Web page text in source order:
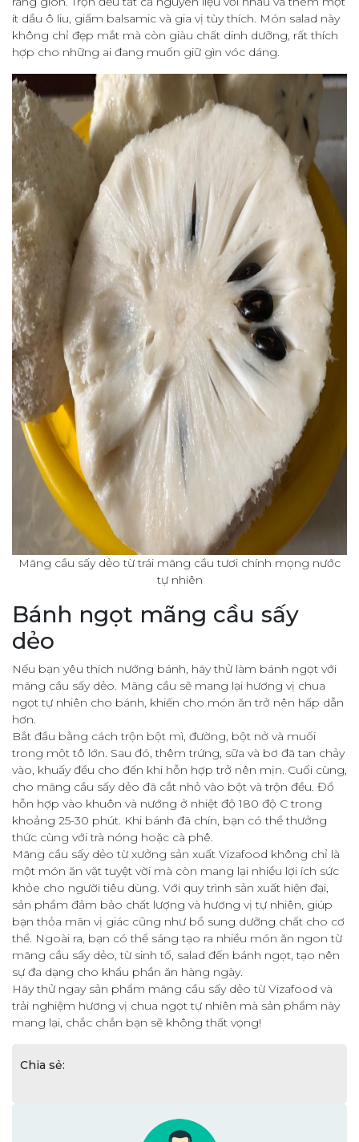
ít dầu ô liu, giấm balsamic và gia vị tùy thích. Món salad này
không chỉ đẹp mắt mà còn giàu chất dinh dưỡng, rất thích
hợp cho những ai đang muốn giữ gìn vóc dáng.
Mãng cầu sấy dẻo từ trái mãng cầu tươi chính mọng nước
tự nhiên
Bánh ngọt mãng cầu sấy
dẻo
Nếu bạn yêu thích nướng bánh, hãy thử làm bánh ngọt với
mãng cầu sấy dẻo. Mãng cầu sẽ mang lại hương vị chua
ngọt tự nhiên cho bánh, khiến cho món ăn trở nên hấp dẫn
hơn.
Bắt đầu bằng cách trộn bột mì, đường, bột nở và muối
trong một tô lớn. Sau đó, thêm trứng, sữa và bơ đã tan chảy
vào, khuấy đều cho đến khi hỗn hợp trở nên mịn. Cuối cùng,
cho mãng cầu sấy dẻo đã cắt nhỏ vào bột và trộn đều. Đổ
hỗn hợp vào khuôn và nướng ở nhiệt độ 180 độ C trong
khoảng 25-30 phút. Khi bánh đã chín, bạn có thể thưởng
thức cùng với trà nóng hoặc cà phê.
Mãng cầu sấy dẻo từ xưởng sản xuất Vizafood không chỉ là
một món ăn vặt tuyệt vời mà còn mang lại nhiều lợi ích sức
khỏe cho người tiêu dùng. Với quy trình sản xuất hiện đại,
sản phẩm đảm bảo chất lượng và hương vị tự nhiên, giúp
bạn thỏa mãn vị giác cũng như bổ sung dưỡng chất cho cơ
thể. Ngoài ra, bạn có thể sáng tạo ra nhiều món ăn ngon từ
mãng cầu sấy dẻo, từ sinh tố, salad đến bánh ngọt, tạo nên
sự đa dạng cho khẩu phần ăn hàng ngày.
Hãy thử ngay sản phẩm mãng cầu sấy dẻo từ Vizafood và
trải nghiệm hương vị chua ngọt tự nhiên mà sản phẩm này
mang lại, chắc chắn bạn sẽ không thất vọng!
Chia sẻ: